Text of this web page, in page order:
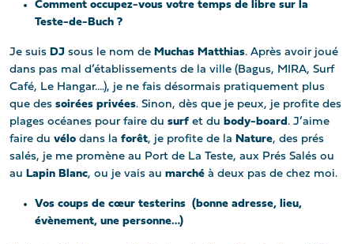
Comment occupez-vous votre temps de libre sur la
Teste-de-Buch ?
Je suis DJ sous le nom de Muchas Matthias. Après avoir joué
dans pas mal d’établissements de la ville (Bagus, MIRA, Surf
Café, Le Hangar….), je ne fais désormais pratiquement plus
que des soirées privées. Sinon, dès que je peux, je profite des
plages océanes pour faire du surf et du body-board . J’aime
faire du vélo dans la forêt, je profite de la Nature, des prés
salés, je me promène au Port de La Teste, aux Prés Salés ou
au Lapin Blanc, ou je vais au marché à deux pas de chez moi.
Vos coups de cœur testerins (bonne adresse, lieu,
évènement, une personne…)